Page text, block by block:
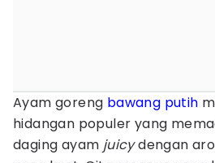
Ayam goreng bawang putih
hidangan populer yang
daging ayam juicydengan